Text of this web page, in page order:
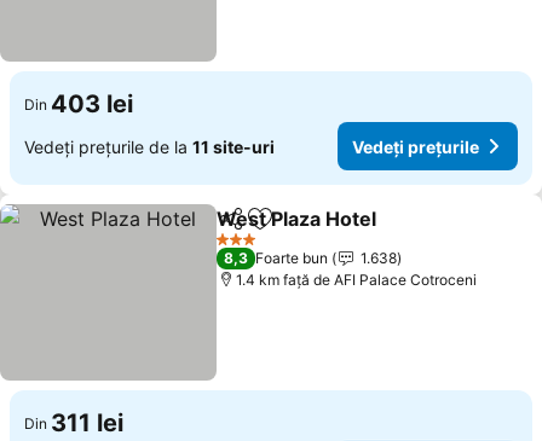
Din 403 lei
Vedeți prețurile de la 11 site-uri Vedeți prețurile
DistribuițiAdăugaţi la favorite
West Plaza Hotel
3 Stele
8,3 Foarte bun
1.638
1.4 km faţă de AFI Palace Cotroceni
Din 311 lei